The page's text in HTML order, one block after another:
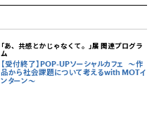
「あ、共感とかじゃなくて。」展 関連プログラ
ム
【受付終了】POP-UPソーシャルカフェ
〜作
品から社会課題について考えるwith MOTイ
ンターン〜